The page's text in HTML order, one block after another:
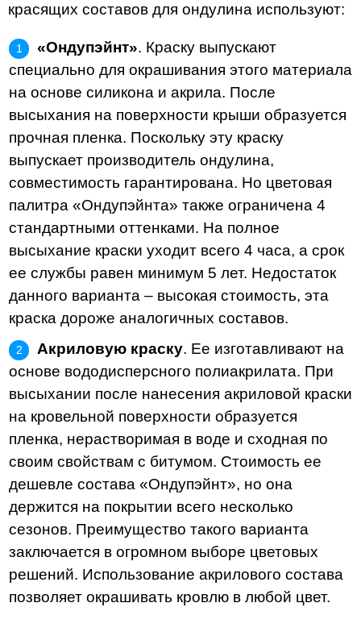
красящих составов для ондулина используют:
«Ондупэйнт». Краску выпускают
специально для окрашивания этого материала
на основе силикона и акрила. После
высыхания на поверхности крыши образуется
прочная пленка. Поскольку эту краску
выпускает производитель ондулина,
совместимость гарантирована. Но цветовая
палитра «Ондупэйнта» также ограничена 4
стандартными оттенками. На полное
высыхание краски уходит всего 4 часа, а срок
ее службы равен минимум 5 лет. Недостаток
данного варианта – высокая стоимость, эта
краска дороже аналогичных составов.
Акриловую краску. Ее изготавливают на
основе вододисперсного полиакрилата. При
высыхании после нанесения акриловой краски
на кровельной поверхности образуется
пленка, нерастворимая в воде и сходная по
своим свойствам с битумом. Стоимость ее
дешевле состава «Ондупэйнт», но она
держится на покрытии всего несколько
сезонов. Преимущество такого варианта
заключается в огромном выборе цветовых
решений. Использование акрилового состава
позволяет окрашивать кровлю в любой цвет.